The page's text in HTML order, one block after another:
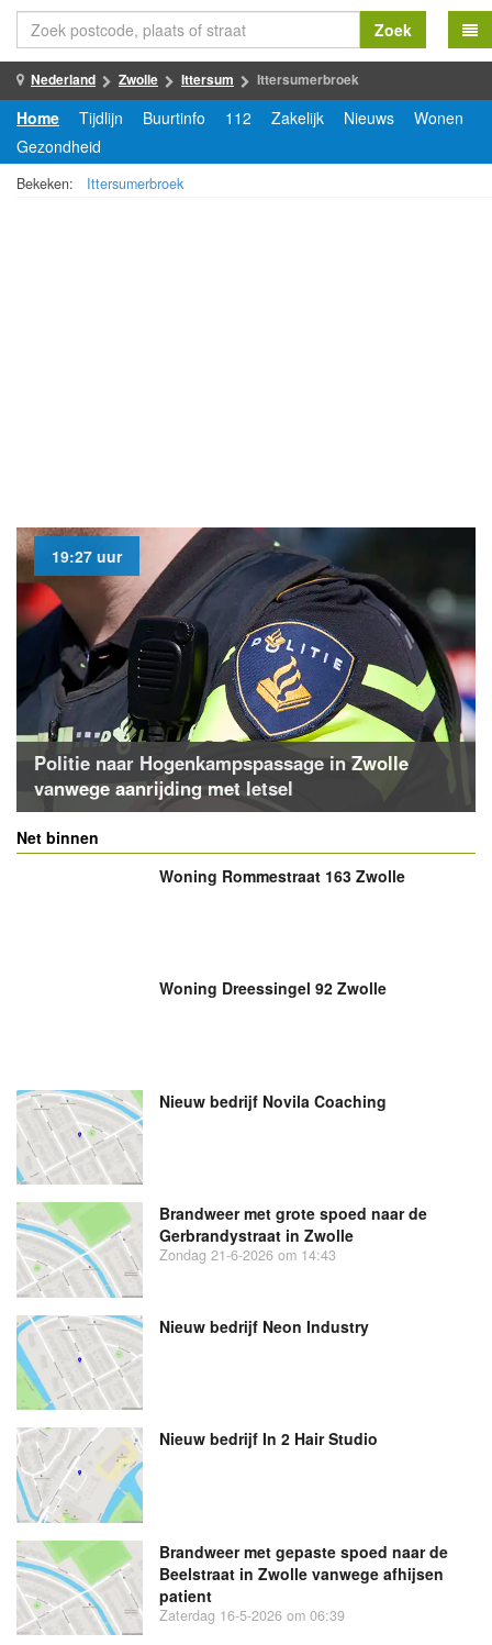
Zoek
Nederland Zwolle Ittersum Ittersumerbroek
Home Tijdlijn Buurtinfo 112 Zakelijk Nieuws
Wonen
Gezondheid
Bekeken: Ittersumerbroek
19:27 uur
Politie naar Hogenkampspassage in Zwolle
vanwege aanrijding met letsel
Net binnen
Woning Rommestraat 163 Zwolle
Woning Dreessingel 92 Zwolle
Nieuw bedrijf Novila Coaching
Brandweer met grote spoed naar de
Gerbrandystraat in Zwolle
Zondag 21-6-2026 om 14:43
Nieuw bedrijf Neon Industry
Nieuw bedrijf In 2 Hair Studio
Brandweer met gepaste spoed naar de
Beelstraat in Zwolle vanwege afhijsen
patient
Zaterdag 16-5-2026 om 06:39